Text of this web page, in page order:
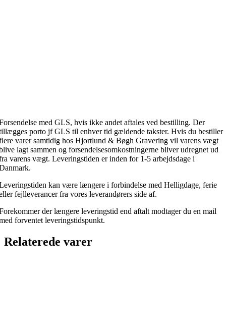
med GLS, hvis ikke andet aftales ved bestilling. Der
porto jf GLS til enhver tid gældende takster. Hvis du bestiller
varer samtidig hos Hjortlund & Bøgh Gravering vil varens vægt
lagt sammen og forsendelsesomkostningerne bliver udregnet ud
varens vægt. Leveringstiden er inden for 1-5 arbejdsdage i
kan være længere i forbindelse med Helligdage, ferie
fejlleverancer fra vores leverandørers side af.
der længere leveringstid end aftalt modtager du en mail
forventet leveringstidspunkt.
Relaterede varer